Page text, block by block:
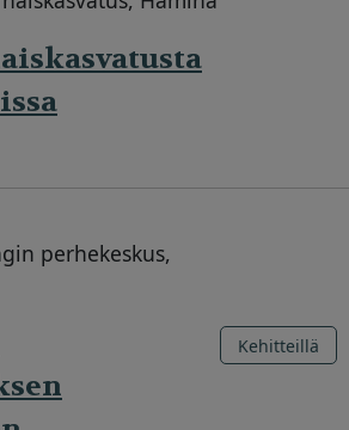
perhekeskus,
Kehitteillä